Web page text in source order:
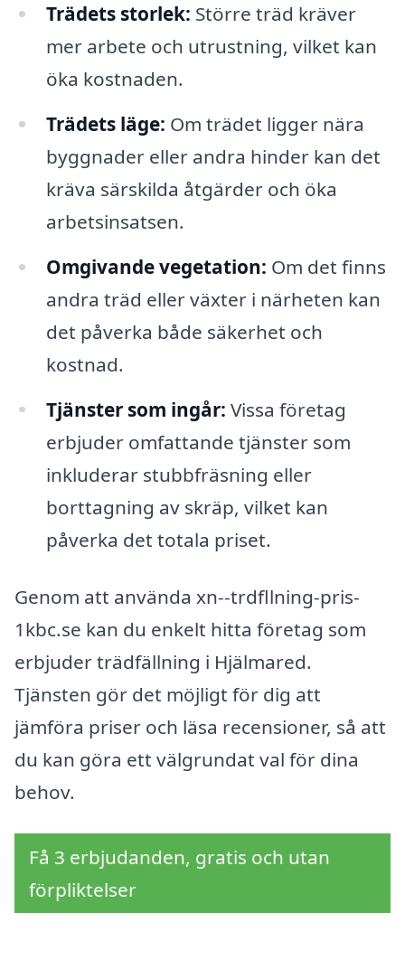
Trädets storlek: Större träd kräver
mer arbete och utrustning, vilket kan
öka kostnaden.
Trädets läge: Om trädet ligger nära
byggnader eller andra hinder kan det
kräva särskilda åtgärder och öka
arbetsinsatsen.
Omgivande vegetation: Om det finns
andra träd eller växter i närheten kan
det påverka både säkerhet och
kostnad.
Tjänster som ingår: Vissa företag
erbjuder omfattande tjänster som
inkluderar stubbfräsning eller
borttagning av skräp, vilket kan
påverka det totala priset.
Genom att använda xn--trdfllning-pris-
1kbc.se kan du enkelt hitta företag som
erbjuder trädfällning i Hjälmared.
Tjänsten gör det möjligt för dig att
jämföra priser och läsa recensioner, så att
du kan göra ett välgrundat val för dina
behov.
Få 3 erbjudanden, gratis och utan
förpliktelser